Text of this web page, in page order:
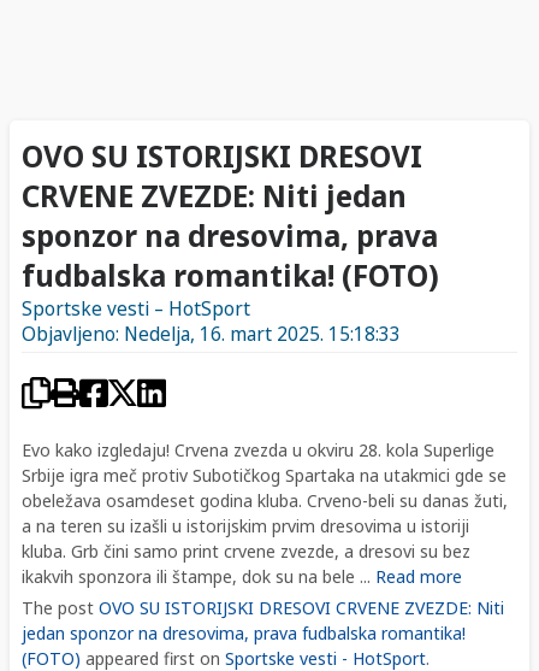
OVO SU ISTORIJSKI DRESOVI
CRVENE ZVEZDE: Niti jedan
sponzor na dresovima, prava
fudbalska romantika! (FOTO)
Sportske vesti – HotSport
Objavljeno: Nedelja, 16. mart 2025. 15:18:33
Evo kako izgledaju! Crvena zvezda u okviru 28. kola Superlige
Srbije igra meč protiv Subotičkog Spartaka na utakmici gde se
obeležava osamdeset godina kluba. Crveno-beli su danas žuti,
a na teren su izašli u istorijskim prvim dresovima u istoriji
kluba. Grb čini samo print crvene zvezde, a dresovi su bez
ikakvih sponzora ili štampe, dok su na bele ... Read more
The post OVO SU ISTORIJSKI DRESOVI CRVENE ZVEZDE: Niti
jedan sponzor na dresovima, prava fudbalska romantika!
(FOTO) appeared first on Sportske vesti - HotSport.